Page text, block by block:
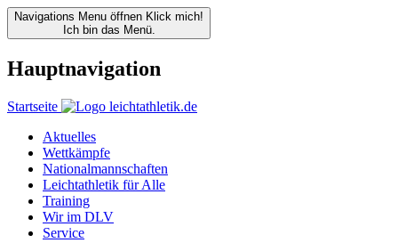
Navigations Menu öffnen Klick mich!
Ich bin das Menü.
Hauptnavigation
Startseite
Aktuelles
Wettkämpfe
Nationalmannschaften
Leichtathletik für Alle
Training
Wir im DLV
Service